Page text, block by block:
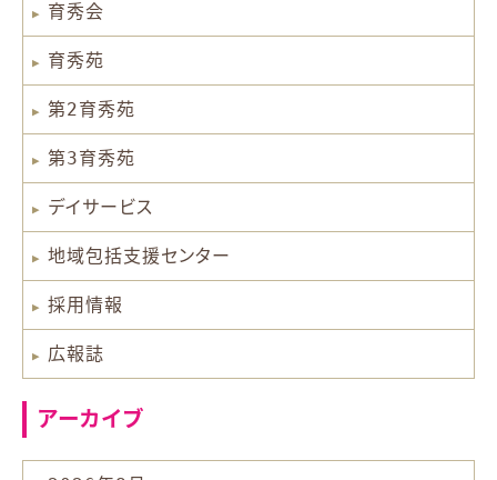
育秀会
育秀苑
第2育秀苑
第3育秀苑
デイサービス
地域包括支援センター
採用情報
広報誌
アーカイブ